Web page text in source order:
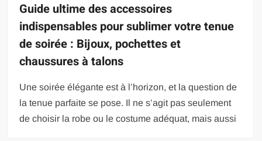
Guide ultime des accessoires
indispensables pour sublimer votre tenue
de soirée : Bijoux, pochettes et
chaussures à talons
Une soirée élégante est à l’horizon, et la question de
la tenue parfaite se pose. Il ne s’agit pas seulement
de choisir la robe ou le costume adéquat, mais aussi